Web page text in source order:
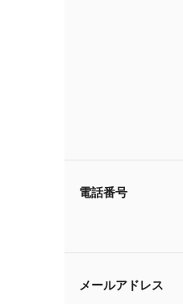
電話番号
メールアドレス